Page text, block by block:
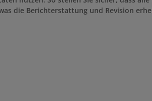
die Berichterstattung und Revision